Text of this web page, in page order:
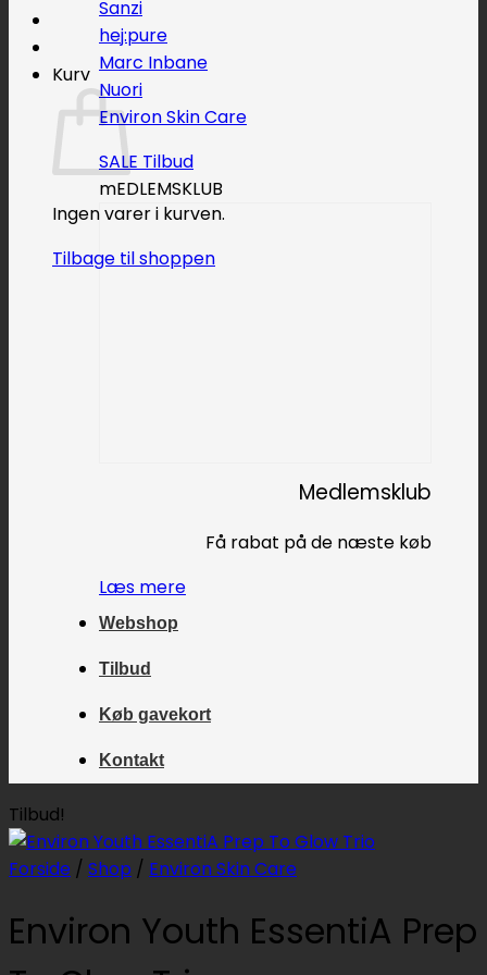
Kurv
Ingen varer i kurven.
Tilbage til shoppen
Sanzi
hej:pure
Marc Inbane
Nuori
Environ Skin Care
SALE
mEDLEMSKLUB
Medlemsklub
Få rabat på de næste køb
Læs mere
Webshop
Tilbud
Køb gavekort
Kontakt
Tilbud!
Forside / Shop / Environ Skin Care
Environ Youth EssentiA Prep